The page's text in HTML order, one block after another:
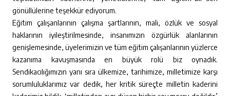
gönüllülerine teşekkür ediyorum.
Eğitim çalışanlarının çalışma şartlarının, mali, özlük ve sosyal
haklarının iyileştirilmesinde, insanımızın özgürlük alanlarının
genişlemesinde, üyelerimizin ve tüm eğitim çalışanlarının yüzlerce
kazanıma kavuşmasında en büyük rolü biz oynadık.
Sendikacılığımızın yanı sıra ülkemize, tarihimize, milletimize karşı
sorumluluklarımız var dedik, her kritik süreçte milletin kaderini